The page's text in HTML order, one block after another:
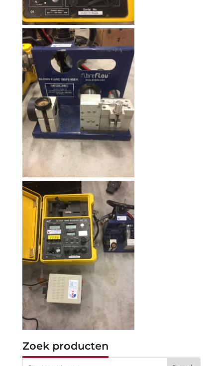
Zoek producten